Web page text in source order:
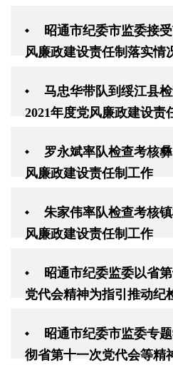
昭通市纪委市监委接
风廉政建设责任制落实情
马忠华带队到绥江县
2021年度党风廉政建设责
罗永斌率队检查考核
风廉政建设责任制工作
朱家伟率队检查考核
风廉政建设责任制工作
昭通市纪委监委以省
党代会精神为指引推动纪
昭通市纪委市监委专
彻省第十一次党代会等精